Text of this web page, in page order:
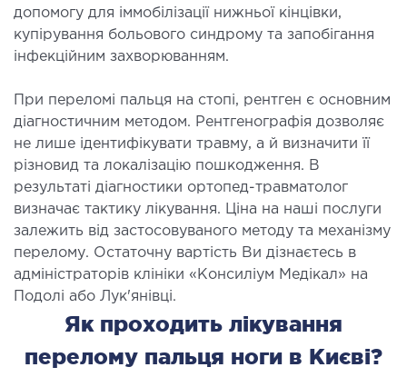
хірургія
ТА ОРТОПЕДІЯ
опорно-рухового апарату
(травматологічний пункт)
оперативних втручань
ТА ЕКСТРАКЦІЙНА
і гемосорбція
допомогу для іммобілізації нижньої кінцівки,
купірування больового синдрому та запобігання
інфекційним захворюванням.
При переломі пальця на стопі, рентген є основним
діагностичним методом. Рентгенографія дозволяє
не лише ідентифікувати травму, а й визначити її
різновид та локалізацію пошкодження. В
результаті діагностики ортопед-травматолог
визначає тактику лікування. Ціна на наші послуги
залежить від застосовуваного методу та механізму
перелому. Остаточну вартість Ви дізнаєтесь в
адміністраторів клініки «Консиліум Медікал» на
Подолі або Лук'янівці.
Як проходить лікування
перелому пальця ноги в Києві?